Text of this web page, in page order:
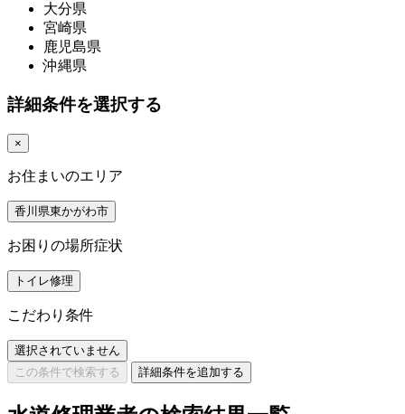
大分県
宮崎県
鹿児島県
沖縄県
詳細条件を選択する
×
お住まいのエリア
香川県東かがわ市
お困りの場所症状
トイレ修理
こだわり条件
選択されていません
この条件で検索する
詳細条件を追加する